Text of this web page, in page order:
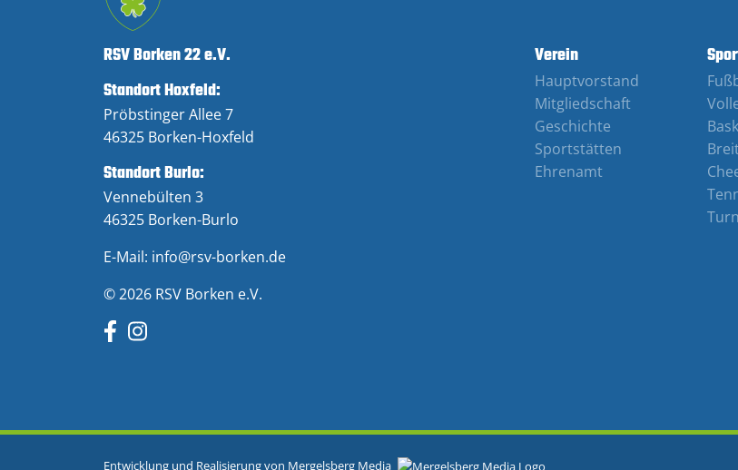
RSV Borken 22 e.V.
Standort Hoxfeld:
Pröbstinger Allee 7
46325 Borken-Hoxfeld
Standort Burlo:
Vennebülten 3
46325 Borken-Burlo
E-Mail: info@rsv-borken.de
© 2026 RSV Borken e.V.
Verein
Hauptvorstand
Mitgliedschaft
Geschichte
Sportstätten
Ehrenamt
Entwicklung und Realisierung von Mergelsberg Media